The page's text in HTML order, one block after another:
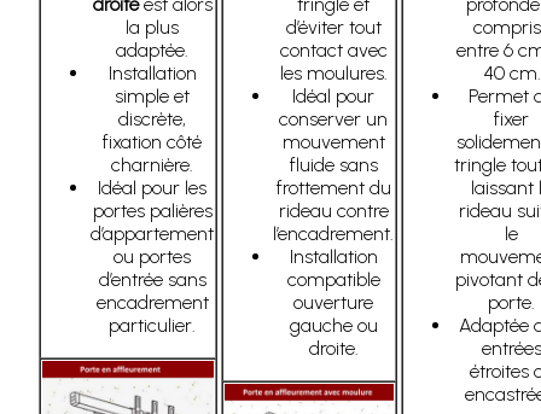
la plus
adaptée.
Installation
simple et
discrète,
fixation côté
charnière.
Idéal pour les
portes palières
d’appartement
ou portes
d’entrée sans
encadrement
particulier.
d’éviter tout
contact avec
les moulures.
Idéal pour
conserver un
mouvement
fluide sans
frottement du
rideau contre
l’encadrement.
Installation
compatible
ouverture
gauche ou
droite.
entre 6
40 cm.
Permet
fixer
tringle
laissant
rideau
le
pivotant
porte.
Adaptée
entrées
étroites